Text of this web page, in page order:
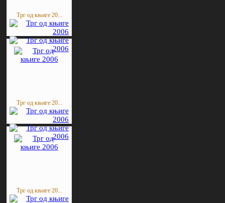
Трг од књиге 20...
Трг од књиге 20...
Трг од књиге 20...